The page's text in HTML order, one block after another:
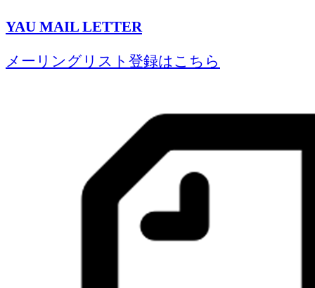
YAU MAIL LETTER
メーリングリスト登録はこちら